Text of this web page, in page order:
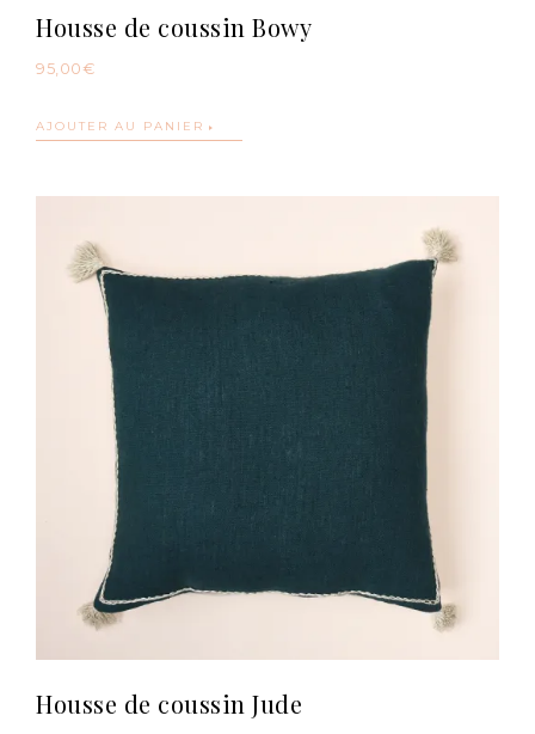
Housse de coussin Bowy
95,00 €
AJOUTER AU PANIER
Housse de coussin Jude